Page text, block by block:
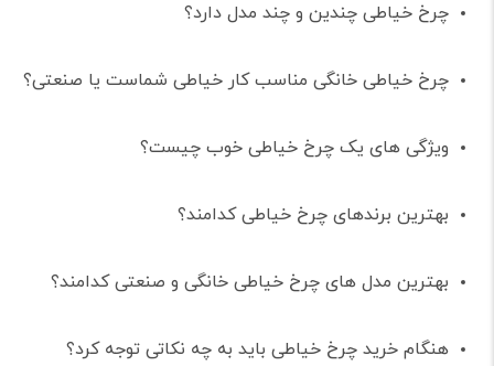
چرخ خیاطی چندین و چند مدل دارد؟
چرخ خیاطی خانگی مناسب کار خیاطی شماست یا صنعتی؟
ویژگی های یک چرخ خیاطی خوب چیست؟
بهترین برندهای چرخ خیاطی کدامند؟
بهترین مدل های چرخ خیاطی خانگی و صنعتی کدامند؟
هنگام خرید چرخ خیاطی باید به چه نکاتی توجه کرد؟